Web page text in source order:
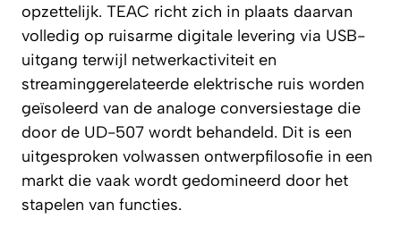
opzettelijk. TEAC richt zich in plaats daarvan
volledig op ruisarme digitale levering via USB-
uitgang terwijl netwerkactiviteit en
streaminggerelateerde elektrische ruis worden
geïsoleerd van de analoge conversiestage die
door de UD-507 wordt behandeld. Dit is een
uitgesproken volwassen ontwerpfilosofie in een
markt die vaak wordt gedomineerd door het
stapelen van functies.